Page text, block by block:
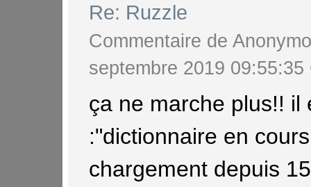
Re: Ruzzle
Commentaire de
septembre 2019
ça ne marche plus!! il
:"dictionnaire en
chargement depuis